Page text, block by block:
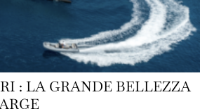
: LA GRANDE BELLEZZA